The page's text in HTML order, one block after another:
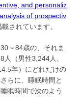
and personaliz
of prospectiv
されています。
～84歳の、それま
（男性3,244人、
年）にどれだけの
らに、睡眠時間と
眠時間で次のよう